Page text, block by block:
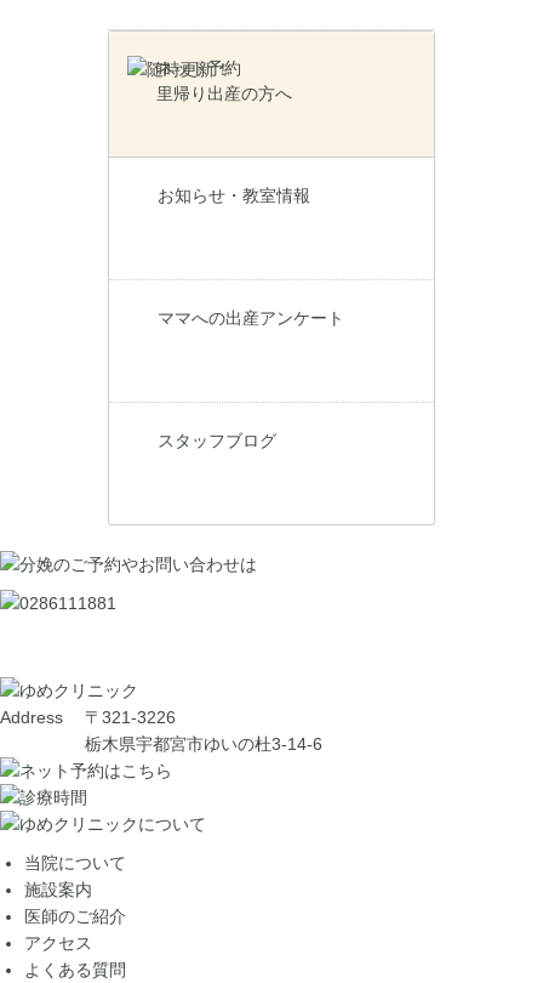
ネット予約
里帰り出産の方へ
お知らせ・教室情報
ママへの出産アンケート
スタッフブログ
Address
〒321-3226
栃木県宇都宮市ゆいの杜3-14-6
当院について
施設案内
医師のご紹介
アクセス
よくある質問